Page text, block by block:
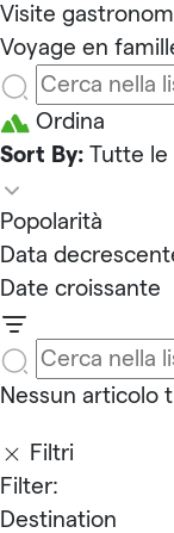
Visite
Voyage en
Ordina
Sort By: Tutte le
Popolarità
Data
Date croissante
Nessun articolo
Filtri
Filter:
Destination